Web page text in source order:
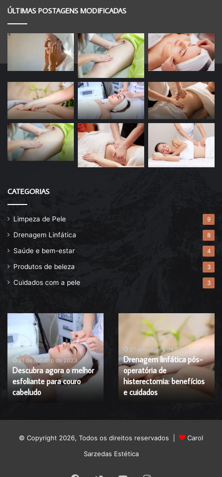
ÚLTIMAS POSTAGENS MODIFICADAS
CATEGORIAS
Limpeza de Pele 9
Drenagem Linfática 8
Saúde e bem-estar 4
Produtos de beleza 3
Cuidados com a pele 3
Descubra
o
melhor
esfoliante
para
couro
cabeludo
21 de outubro de 2023
Descubra agora o melhor
esfoliante para couro
cabeludo
Drenagem
operatória
de
histerectomia:
benefícios
27 de outubro de 2023
Drenagem linfática pós-
operatória de
histerectomia: benefícios
e cuidados
© Copyright 2026, Todos os direitos reservados |
Carol
Sarzedas Estética